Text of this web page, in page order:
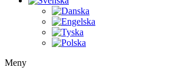
Meny